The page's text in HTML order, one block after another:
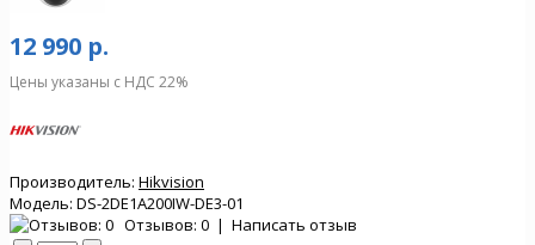
12 990 р.
Цены указаны с НДС 22%
Производитель: Hikvision
Модель: DS-2DE1A200IW-DE3-01
Отзывов: 0 | Написать отзыв